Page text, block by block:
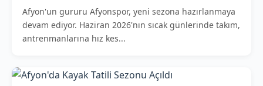
Afyon'un gururu Afyonspor, yeni sezona hazırlanmaya
devam ediyor. Haziran 2026'nın sıcak günlerinde takım,
antrenmanlarına hız kes...